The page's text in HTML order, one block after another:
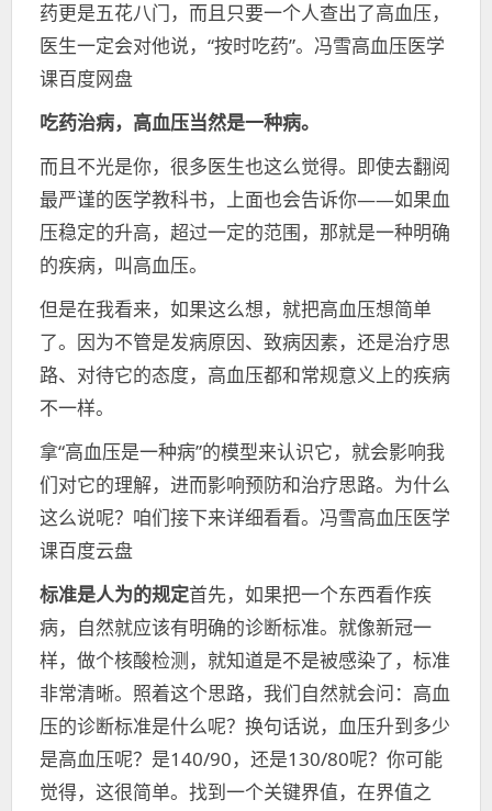
药更是五花八门，而且只要一个人查出了高血压，
医生一定会对他说，“按时吃药”。冯雪高血压医学
课百度网盘
吃药治病，高血压当然是一种病。
而且不光是你，很多医生也这么觉得。即使去翻阅
最严谨的医学教科书，上面也会告诉你——如果血
压稳定的升高，超过一定的范围，那就是一种明确
的疾病，叫高血压。
但是在我看来，如果这么想，就把高血压想简单
了。因为不管是发病原因、致病因素，还是治疗思
路、对待它的态度，高血压都和常规意义上的疾病
不一样。
拿“高血压是一种病”的模型来认识它，就会影响我
们对它的理解，进而影响预防和治疗思路。为什么
这么说呢？咱们接下来详细看看。冯雪高血压医学
课百度云盘
标准是人为的规定首先，如果把一个东西看作疾
病，自然就应该有明确的诊断标准。就像新冠一
样，做个核酸检测，就知道是不是被感染了，标准
非常清晰。照着这个思路，我们自然就会问：高血
压的诊断标准是什么呢？换句话说，血压升到多少
是高血压呢？是140/90，还是130/80呢？你可能
觉得，这很简单。找到一个关键界值，在界值之